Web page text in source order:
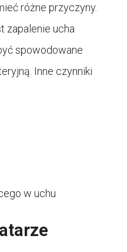
różne przyczyny.
zapalenie ucha
spowodowane
Inne czynniki
w uchu